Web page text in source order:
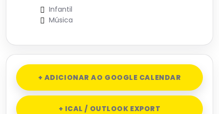
Infantil
Música
+ ADICIONAR AO GOOGLE CALENDAR
+ ICAL / OUTLOOK EXPORT